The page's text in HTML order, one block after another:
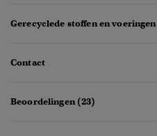
Gerecyclede stoffen en voeringen
Contact
Beoordelingen (23)